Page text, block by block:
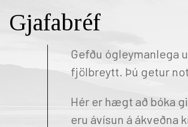
REYKJAVIK
Gjafabréf
Gefðu ógleymanlega
fjölbreytt. Þú getur
Hér er hægt að bóka
eru ávísun á ákveðna